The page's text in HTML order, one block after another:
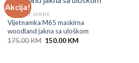
Akcija!
BRANDIT JAKNE
Vijetnamka M65 maskirna
woodland jakna sa uloškom
175.00KM Original
150.00 KMCurrent